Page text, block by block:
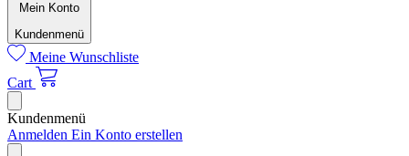
Mein Konto
Kundenmenü
Meine Wunschliste
Cart
Kundenmenü
Anmelden Ein Konto erstellen